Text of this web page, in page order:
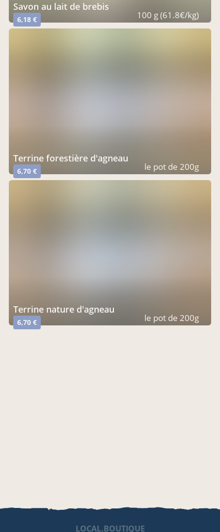
savon au lait de brebis
6,18 € 100 g (61.8€/kg)
terrine forestière d'agneau
6,70 € le pot de 200g
terrine nature d'agneau
6,70 € le pot de 200g
LOCAL.BOUTIQUE